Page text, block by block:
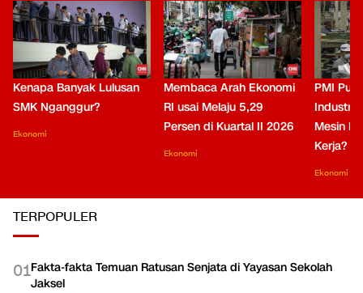
Kenapa Banyak Lulusan
SMK Nganggur?
Ekonomi
Membaca Arah Ekonomi
RI usai Melaju 5,29
Persen di Kuartal II 2026
Ekonomi
PMI
Industri
Mesin
Kerja?
Ekonomi
TERPOPULER
01Fakta-fakta Temuan Ratusan Senjata di Yayasan Sekolah
Jaksel